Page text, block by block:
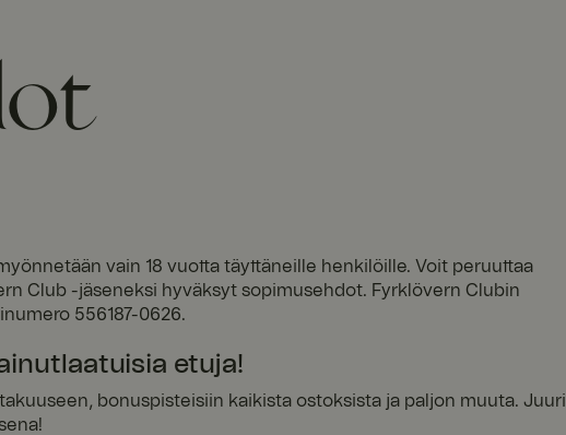
vain 18 vuotta täyttäneille henkilöille. Voit peruuttaa
Club -jäseneksi hyväksyt sopimusehdot. Fyrklövern Clubin
556187-0626.
etuja!
bonuspisteisiin kaikista ostoksista ja paljon muuta. Juuri